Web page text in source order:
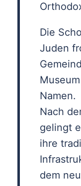
Die
Juden
Namen.
Nach
gelingt
ihre
dem